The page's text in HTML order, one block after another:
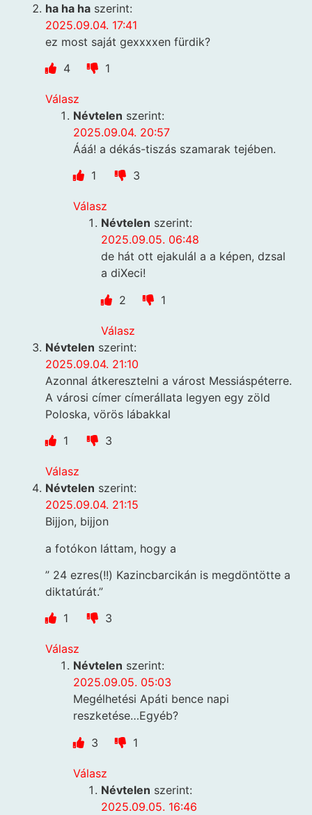
ha ha ha szerint:
2025.09.04. 17:41
ez most saját gexxxxen fürdik?
4
1
Válasz
Névtelen szerint:
2025.09.04. 20:57
Ááá! a dékás-tiszás szamarak tejében.
1
3
Válasz
Névtelen szerint:
2025.09.05. 06:48
de hát ott ejakulál a a képen, dzsal
a diXeci!
2
1
Válasz
Névtelen szerint:
2025.09.04. 21:10
Azonnal átkeresztelni a várost Messiáspéterre.
A városi címer címerállata legyen egy zöld
Poloska, vörös lábakkal
1
3
Válasz
Névtelen szerint:
2025.09.04. 21:15
Bijjon, bijjon
a fotókon láttam, hogy a
” 24 ezres(!!) Kazincbarcikán is megdöntötte a
diktatúrát.”
1
3
Válasz
Névtelen szerint:
2025.09.05. 05:03
Megélhetési Apáti bence napi
reszketése…Egyéb?
3
1
Válasz
Névtelen szerint:
2025.09.05. 16:46